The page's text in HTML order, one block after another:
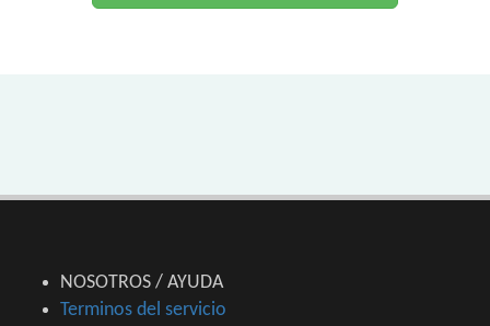
NOSOTROS / AYUDA
Terminos del servicio